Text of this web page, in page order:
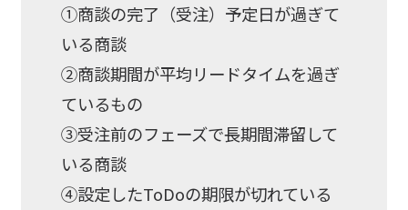
①商談の完了（受注）予定日が過ぎて
いる商談
②商談期間が平均リードタイムを過ぎ
ているもの
③受注前のフェーズで長期間滞留して
いる商談
④設定したToDoの期限が切れている